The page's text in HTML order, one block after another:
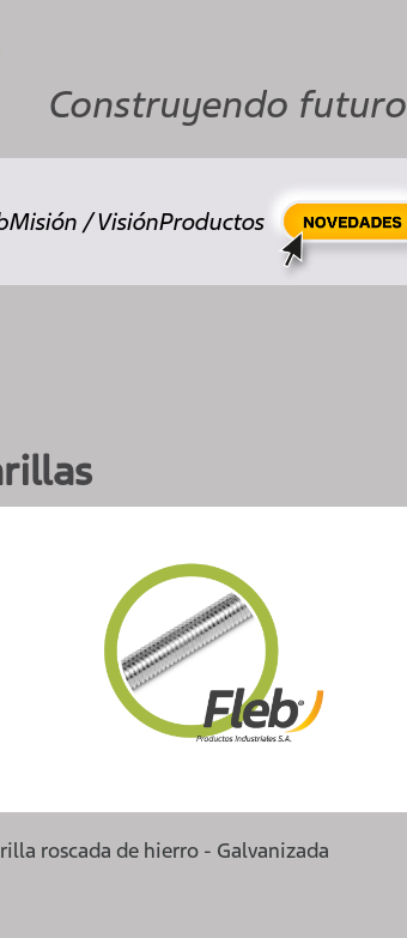
Construyendo futuro
Misión / VisiónProductos
roscada de hierro - Galvanizada